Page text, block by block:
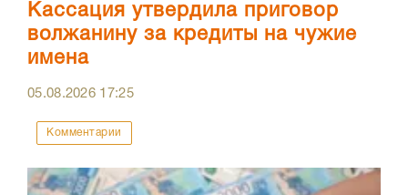
Кассация утвердила приговор
волжанину за кредиты на чужие
имена
05.08.2026 17:25
Комментарии